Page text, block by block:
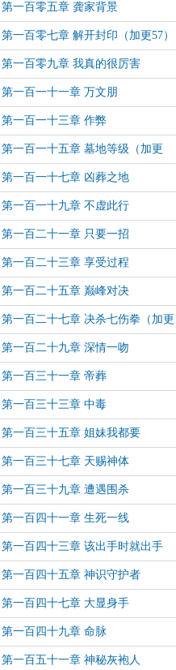
第一百零五章 龚家背景
第一百零七章 解开封印（加更57）
第一百零九章 我真的很厉害
第一百一十一章 万文朋
第一百一十三章 作弊
第一百一十五章 墓地等级（加更
60）
第一百一十七章 凶葬之地
第一百一十九章 不虚此行
第一百二十一章 只要一招
第一百二十三章 享受过程
第一百二十五章 巅峰对决
第一百二十七章 决杀七伤拳（加更
62）
第一百二十九章 深情一吻
第一百三十一章 帝葬
第一百三十三章 中毒
第一百三十五章 姐妹我都要
第一百三十七章 天赐神体
第一百三十九章 遭遇围杀
第一百四十一章 生死一线
第一百四十三章 该出手时就出手
第一百四十五章 神识守护者
第一百四十七章 大显身手
第一百四十九章 命脉
第一百五十一章 神秘灰袍人